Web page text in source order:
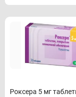
Роксера 5 мг таблетки